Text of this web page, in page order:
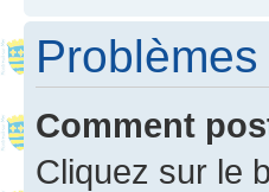
Comment
Cliquez sur le